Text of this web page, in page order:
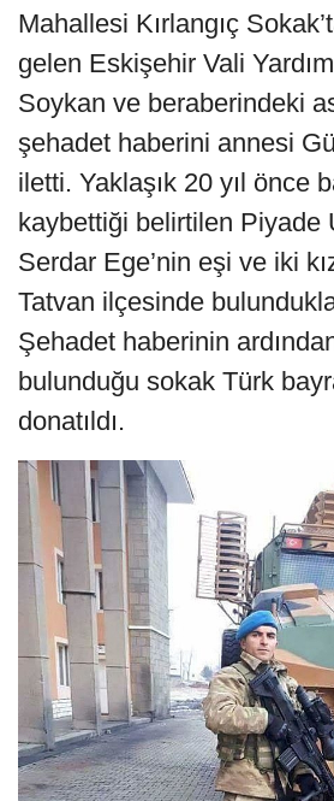
Mahallesi Kırlangıç
gelen Eskişehir Vali
Soykan ve beraberindeki
şehadet haberini annesi
iletti. Yaklaşık 20 yıl önce
kaybettiği belirtilen Piyade
Serdar Ege’nin eşi ve iki
Tatvan ilçesinde
Şehadet haberinin
bulunduğu sokak Türk
donatıldı.